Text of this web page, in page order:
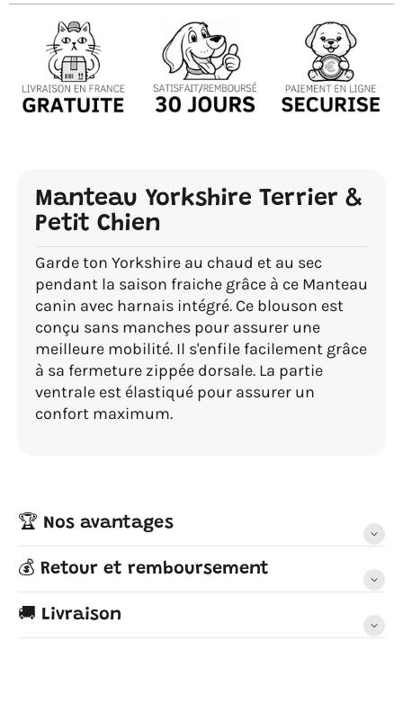
Manteau Yorkshire Terrier &
Petit Chien
Garde ton Yorkshire au chaud et au sec
pendant la saison fraiche grâce à ce Manteau
canin avec harnais intégré. Ce blouson est
conçu sans manches pour assurer une
meilleure mobilité. Il s'enfile facilement grâce
à sa fermeture zippée dorsale. La partie
ventrale est élastiqué pour assurer un
confort maximum.
🏆 Nos avantages
💰 Retour et remboursement
🚚 Livraison